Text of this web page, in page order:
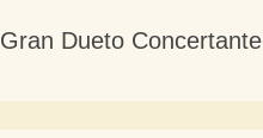
Gran Dueto